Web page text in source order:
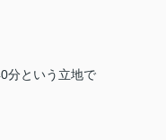
分という立地で